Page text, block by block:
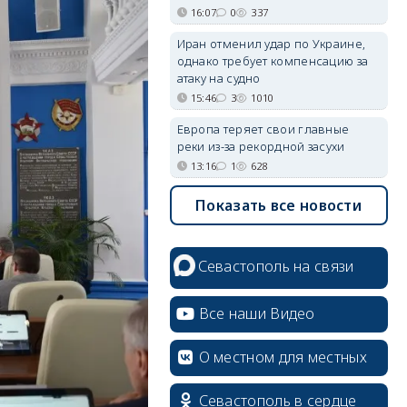
16:07 0 337
Иран отменил удар по Украине,
однако требует компенсацию за
атаку на судно
15:46 3 1010
Европа теряет свои главные
реки из-за рекордной засухи
13:16 1 628
Показать все новости
Севастополь на связи
Все наши Видео
О местном для местных
Севастополь в сердце